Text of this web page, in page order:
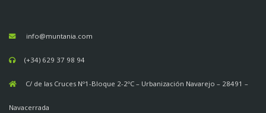
info@muntania.com
(+34) 629 37 98 94
C/ de las Cruces Nº1-Bloque 2-2ºC – Urbanización Navarejo – 28491 –
Navacerrada